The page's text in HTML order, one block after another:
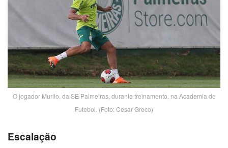
O jogador Murilo, da SE Palmeiras, durante treinamento, na Academia de
Futebol. (Foto: Cesar Greco)
Escalação